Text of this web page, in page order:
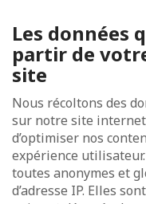
Les données
partir de
site
Nous récoltons des
sur notre site
d’optimiser nos
expérience
toutes anonymes et
d’adresse IP. Elles